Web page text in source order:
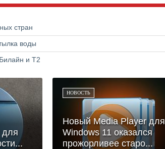
стран
воды
и Т2
для
НОВОСТЬ
Новый Media Player для
Windows 11 оказался
прожорливее старо...